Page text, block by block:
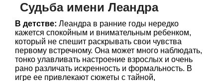
Судьба имени Леандра
В детстве: Леандра в ранние годы нередко
кажется спокойным и внимательным ребенком,
который не спешит раскрывать свои чувства
первому встречному. Она может много наблюдать,
тонко улавливать настроение взрослых и очень
рано различать искренность и формальность. В
игре ее привлекают сюжеты с тайной,